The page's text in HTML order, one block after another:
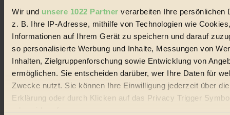
Wir und unsere 1022 Partner verarbeiten Ihre persönlichen
z. B. Ihre IP-Adresse, mithilfe von Technologien wie
Informationen auf Ihrem Gerät zu speichern und darauf
so personalisierte Werbung und Inhalte, Messungen von
Inhalten, Zielgruppenforschung sowie Entwicklung von
ermöglichen. Sie entscheiden darüber, wer Ihre Daten für
Zwecke nutzt. Sie können Ihre Einwilligung jederzeit über
Erklärung oder durch Klicken auf das Privacy Trigger
oder widerrufen
Bio
Nachhaltigkeit